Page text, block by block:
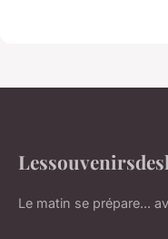
Le matin se prépare...